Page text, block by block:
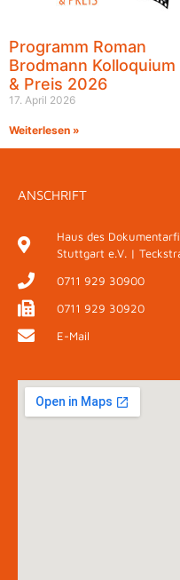
Programm Roman
Brodmann Kolloquium
& Preis 2026
17. April 2026
Weiterlesen »
ANSCHRIFT
Haus des
Stuttgart e.V. |
0711 929 30900
0711 929 30920
E-Mail